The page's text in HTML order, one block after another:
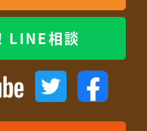
LINE相談